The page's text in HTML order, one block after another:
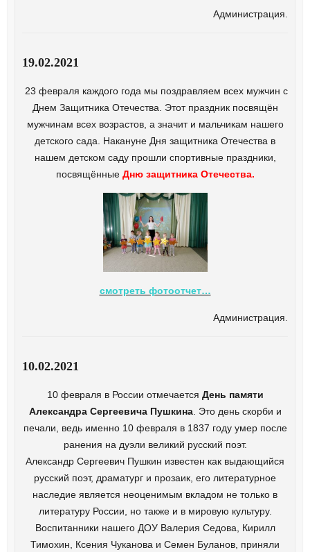
Администрация.
19.02.2021
23 февраля каждого года мы поздравляем всех мужчин с
Днем Защитника Отечества. Этот праздник посвящён
мужчинам всех возрастов, а значит и мальчикам нашего
детского сада. Накануне Дня защитника Отечества в
нашем детском саду прошли спортивные праздники,
посвящённые Дню защитника Отечества.
смотреть фотоотчет…
Администрация.
10.02.2021
10 февраля в России отмечается День памяти
Александра Сергеевича Пушкина. Это день скорби и
печали, ведь именно 10 февраля в 1837 году умер после
ранения на дуэли великий русский поэт.
Александр Сергеевич Пушкин известен как выдающийся
русский поэт, драматург и прозаик, его литературное
наследие является неоценимым вкладом не только в
литературу России, но также и в мировую культуру.
Воспитанники нашего ДОУ Валерия Седова, Кирилл
Тимохин, Ксения Чуканова и Семен Буланов, приняли